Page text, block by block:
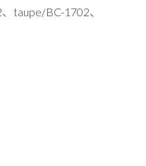
taupe/BC-1702、